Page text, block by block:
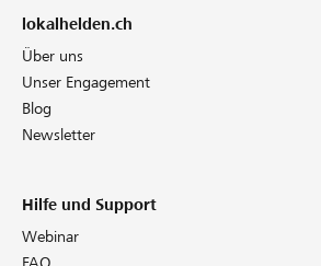
lokalhelden.ch
Über uns
Unser Engagement
Blog
Newsletter
Hilfe und Support
Webinar
FAQ